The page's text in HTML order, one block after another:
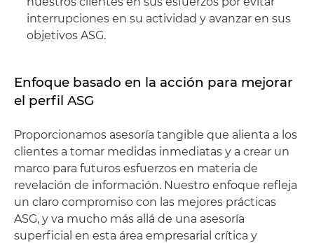
interrupciones en su actividad y avanzar en sus
objetivos ASG.
Enfoque basado en la acción para mejorar
el perfil ASG
Proporcionamos asesoría tangible que alienta a los
clientes a tomar medidas inmediatas y a crear un
marco para futuros esfuerzos en materia de
revelación de información. Nuestro enfoque refleja
un claro compromiso con las mejores prácticas
ASG, y va mucho más allá de una asesoría
superficial en esta área empresarial crítica y